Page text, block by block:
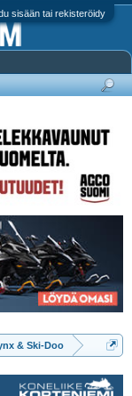
sisään tai rekisteröidy
& Ski-Doo